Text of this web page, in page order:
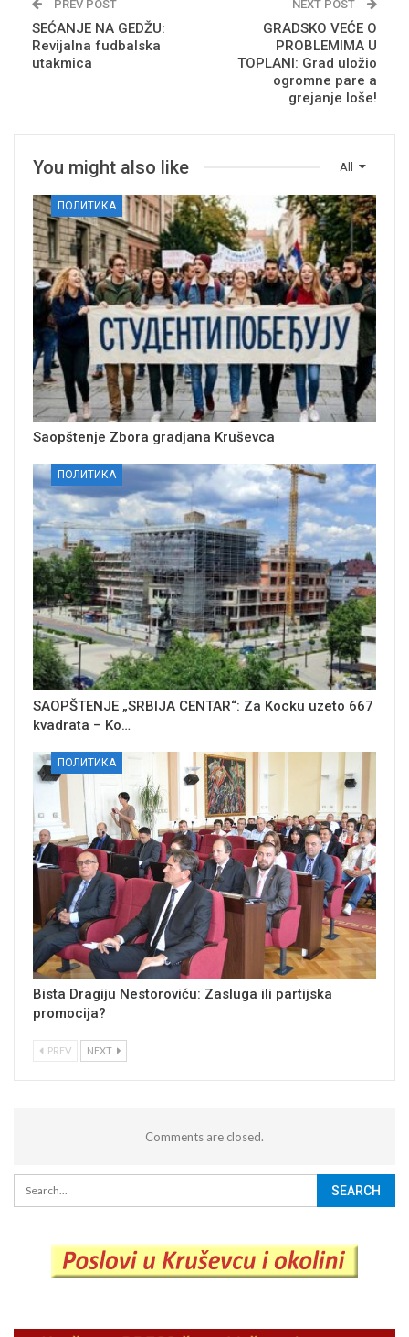
PREV POST
SEĆANJE NA GEDŽU:
Revijalna fudbalska
utakmica
NEXT POST
GRADSKO VEĆE O
PROBLEMIMA U
TOPLANI: Grad uložio
ogromne pare a
grejanje loše!
All
You might also like
ПОЛИТИКА
Saopštenje Zbora gradjana Kruševca
ПОЛИТИКА
SAOPŠTENJE „SRBIJA CENTAR“: Za Kocku uzeto 667
kvadrata – Ko…
ПОЛИТИКА
Bista Dragiju Nestoroviću: Zasluga ili partijska
promocija?
PREV NEXT
Comments are closed.